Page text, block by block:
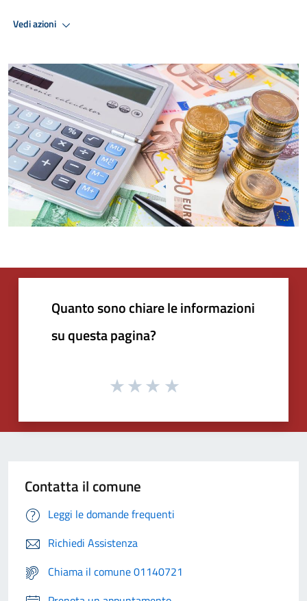
Vedi azioni
Quanto sono chiare le informazioni
su questa pagina?
Contatta il comune
Leggi le domande frequenti
Richiedi Assistenza
Chiama il comune 01140721